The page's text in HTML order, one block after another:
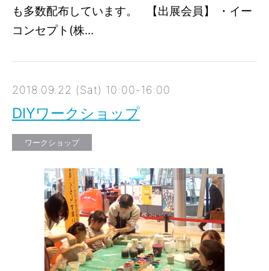
も多数配布しています。 【出展会員】 ・イー
コンセプト(株...
2018.09.22 (Sat) 10:00-16:00
DIYワークショップ
ワークショップ